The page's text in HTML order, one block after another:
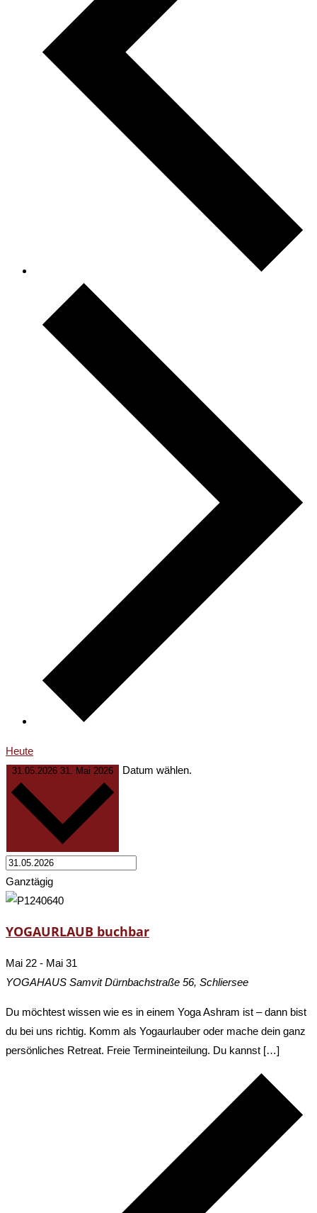
Heute
31.05.2026 31. Mai 2026 Datum wählen.
Ganztägig
YOGAURLAUB buchbar
Mai 22 - Mai 31
YOGAHAUS SamvitDürnbachstraße 56, Schliersee
Du möchtest wissen wie es in einem Yoga Ashram ist – dann bist
du bei uns richtig. Komm als Yogaurlauber oder mache dein ganz
persönliches Retreat. Freie Termineinteilung. Du kannst […]